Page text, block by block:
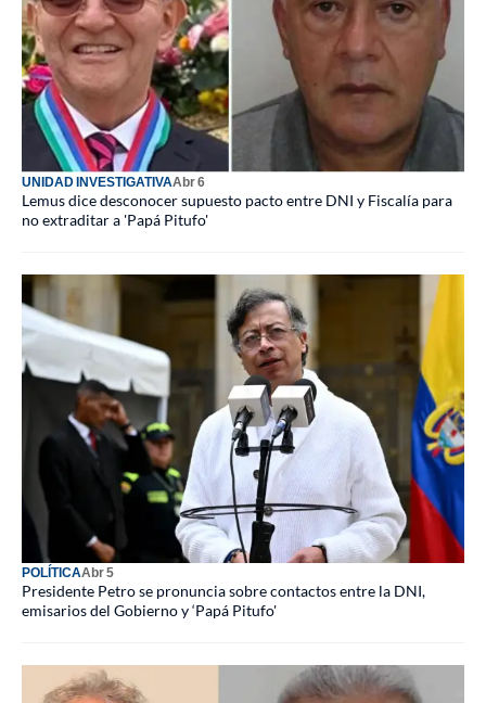
UNIDAD INVESTIGATIVAAbr 6
Lemus dice desconocer supuesto pacto entre DNI y Fiscalía para
no extraditar a 'Papá Pitufo'
POLÍTICAAbr 5
Presidente Petro se pronuncia sobre contactos entre la DNI,
emisarios del Gobierno y ‘Papá Pitufo'